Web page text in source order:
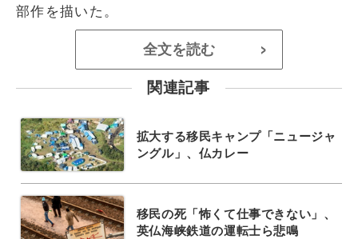
部作を描いた。
全文を読む >
関連記事
拡大する移民キャンプ「ニュージャ
ングル」、仏カレー
移民の死「怖くて仕事できない」、
英仏海峡鉄道の運転士ら悲鳴